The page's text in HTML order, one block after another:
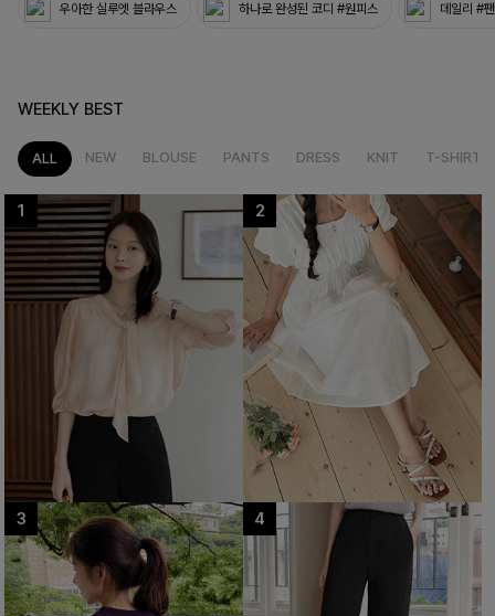
우아한 실루엣 블라우스 하나로 완성된 코디 #원피스 데일리 #
WEEKLY BEST
ALL NEW BLOUSE PANTS DRESS KNIT T-SHIRT